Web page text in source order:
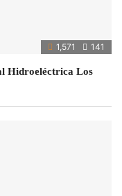
1,571 141
Hidroeléctrica Los